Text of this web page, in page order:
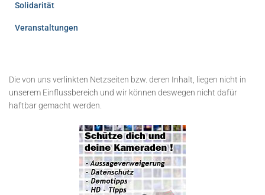
Solidarität
Veranstaltungen
Die von uns verlinkten Netzseiten bzw. deren Inhalt, liegen nicht in
unserem Einflussbereich und wir können deswegen nicht dafür
haftbar gemacht werden.